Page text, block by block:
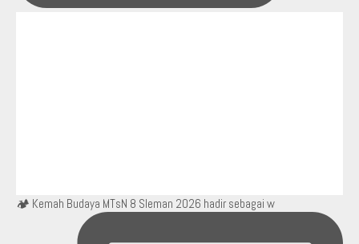
🏕️ Kemah Budaya MTsN 8 Sleman 2026 hadir sebagai w